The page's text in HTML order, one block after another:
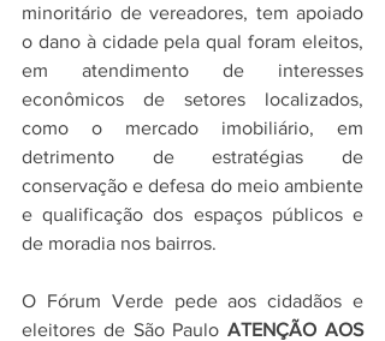
minoritário de vereadores, tem apoiado
o dano à cidade pela qual foram eleitos,
em atendimento de interesses
econômicos de setores localizados,
como o mercado imobiliário, em
detrimento de estratégias de
conservação e defesa do meio ambiente
e qualificação dos espaços públicos e
de moradia nos bairros.
O Fórum Verde pede aos cidadãos e
eleitores de São Paulo ATENÇÃO AOS